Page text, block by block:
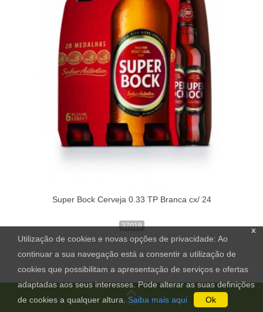
Super Bock Cerveja 0.33 TP Branca cx/ 24
37018
x
Utilização de cookies e novas opções de privacidade: Ao
continuar a sua navegação está a consentir a utilização de
cookies que possibilitam a apresentação de serviços e ofertas
adaptadas aos seus interesses. Pode alterar as suas definições
de cookies a qualquer altura.Saiba mais aqui Ok
Topo